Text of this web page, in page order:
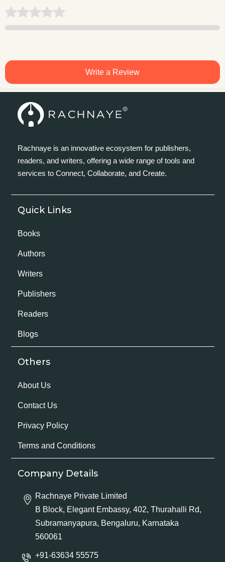
Write a Review
Rachnaye is an innovative ecosystem for publishers,
readers, and writers, offering a wide range of tools and
services to Connect, Collaborate, and Create.
Quick Links
Books
Authors
Writers
Publishers
Readers
Blogs
Others
About Us
Contact Us
Privacy Policy
Terms and Conditions
Company Details
Rachnaye Private Limited
B Block, Elegant Embassy, 402, Thurahalli Rd,
Subramanyapura, Bengaluru, Karnataka
560061
+91-63634 55575